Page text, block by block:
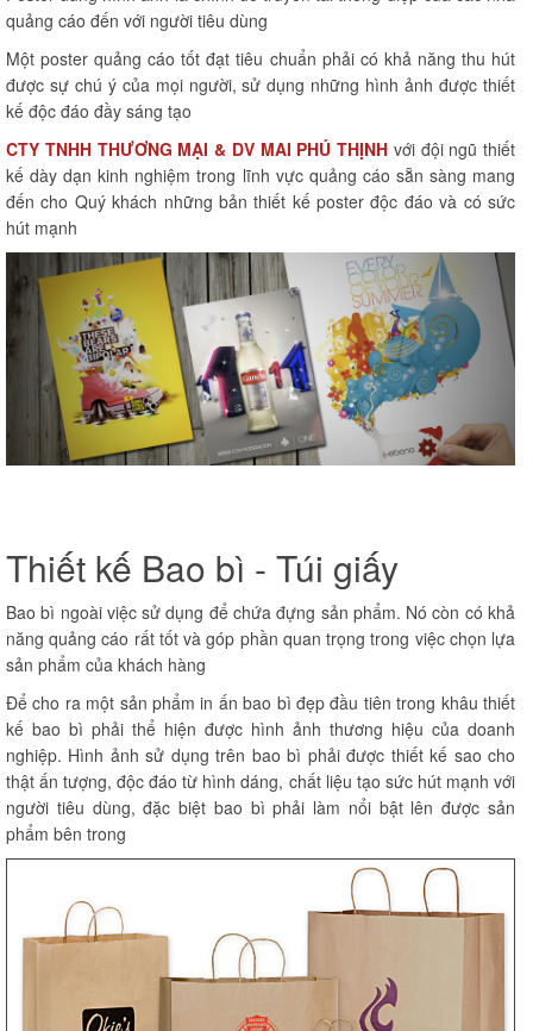
quảng cáo đến với người tiêu dùng
Một poster quảng cáo tốt đạt tiêu chuẩn phải có khả năng thu hút
được sự chú ý của mọi người, sử dụng những hình ảnh được thiết
kế độc đáo đầy sáng tạo
CTY TNHH THƯƠNG MẠI & DV MAI PHÚ THỊNH với đội ngũ thiết
kế dày dạn kinh nghiệm trong lĩnh vực quảng cáo sẵn sàng mang
đến cho Quý khách những bản thiết kế poster độc đáo và có sức
hút mạnh
Thiết kế Bao bì - Túi giấy
Bao bì ngoài việc sử dụng để chứa đựng sản phẩm. Nó còn có khả
năng quảng cáo rất tốt và góp phần quan trọng trong việc chọn lựa
sản phẩm của khách hàng
Để cho ra một sản phẩm in ấn bao bì đẹp đầu tiên trong khâu thiết
kế bao bì phải thể hiện được hình ảnh thương hiệu của doanh
nghiệp. Hình ảnh sử dụng trên bao bì phải được thiết kế sao cho
thật ấn tượng, độc đáo từ hình dáng, chất liệu tạo sức hút mạnh với
người tiêu dùng, đặc biệt bao bì phải làm nổi bật lên được sản
phẩm bên trong